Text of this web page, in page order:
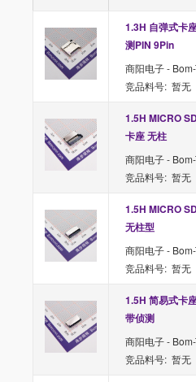
1.3H 自弹式卡
测PIN 9Pin
商阳电子 -
竞品料号: 暂无
1.5H MICRO
卡座 无柱
商阳电子 -
竞品料号: 暂无
1.5H MICRO
无柱型
商阳电子 -
竞品料号: 暂无
1.5H 简易式卡
带侦测
商阳电子 -
竞品料号: 暂无